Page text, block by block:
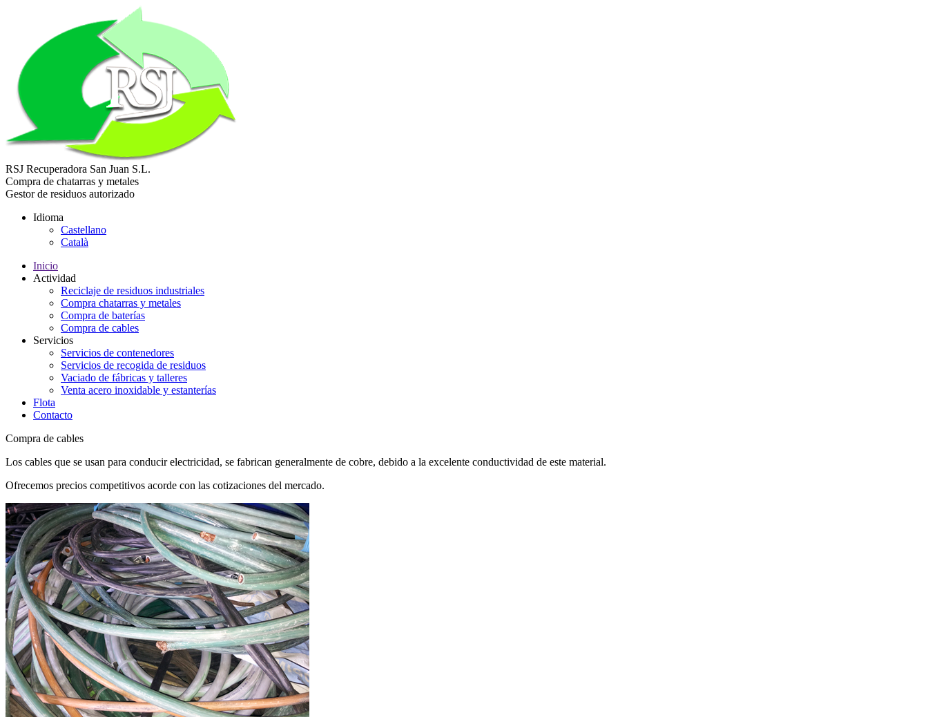
RSJ Recuperadora San Juan S.L.
Compra de chatarras y metales
Gestor de residuos autorizado
Idioma
Castellano
Català
Inicio
Actividad
Reciclaje de residuos industriales
Compra chatarras y metales
Compra de baterías
Compra de cables
Servicios
Servicios de contenedores
Servicios de recogida de residuos
Vaciado de fábricas y talleres
Venta acero inoxidable y estanterías
Flota
Contacto
Compra de cables
Los cables que se usan para conducir electricidad, se fabrican generalmente de cobre, debido a la excelente conductividad de este material.
Ofrecemos precios competitivos acorde con las cotizaciones del mercado.